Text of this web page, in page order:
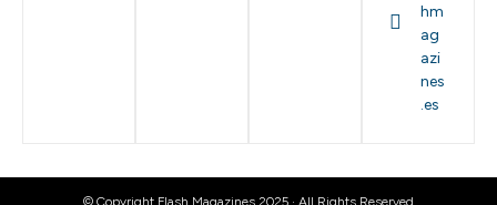
hm
ag
azi
nes
.es
© Copyright Flash Magazines 2025 · All Rights Reserved